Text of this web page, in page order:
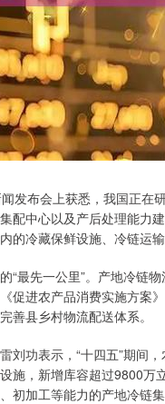
发布会上获悉，我国正在
配中心以及产后处理能力
的冷藏保鲜设施、冷链运输
“最先一公里”。产地冷链
促进农产品消费实施方案
善县乡村物流配送体系。
刘功表示，“十四五”期间
施，新增库容超过9800万
初加工等能力的产地冷链集